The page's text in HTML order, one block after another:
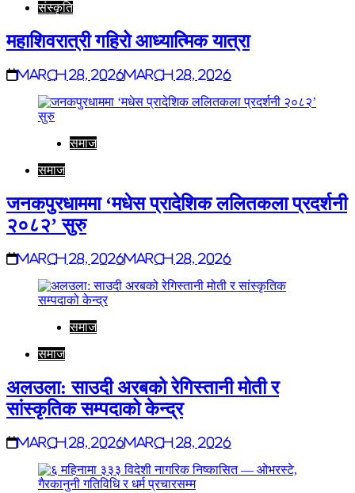
संस्कृति
महाशिवरात्री गहिरो आध्यात्मिक यात्रा
March 28, 2026March 28, 2026
समाज
समाज
जनकपुरधाममा ‘मधेस प्रादेशिक ललितकला प्रदर्शनी
२०८२’ सुरु
March 28, 2026March 28, 2026
समाज
समाज
अलउला: साउदी अरबको रेगिस्तानी मोती र
सांस्कृतिक सम्पदाको केन्द्र
March 28, 2026March 28, 2026